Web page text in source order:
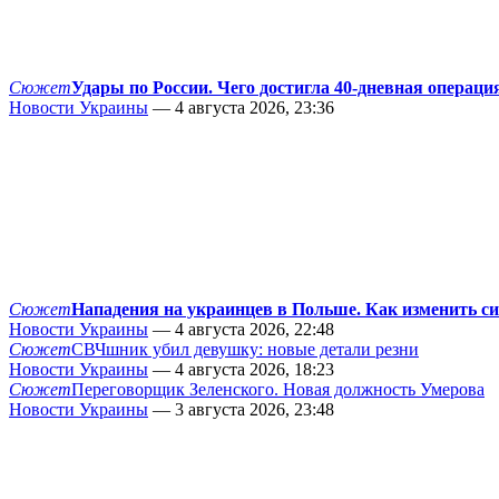
СюжетУдары по России. Чего достигла 40-дневная
Новости Украины — 4 августа 2026, 23:36
СюжетНападения на украинцев в Польше. Как изменить
Новости Украины — 4 августа 2026, 22:48
СюжетСВЧшник убил девушку: новые детали резни
Новости Украины — 4 августа 2026, 18:23
СюжетПереговорщик Зеленского. Новая должность Умерова
Новости Украины — 3 августа 2026, 23:48